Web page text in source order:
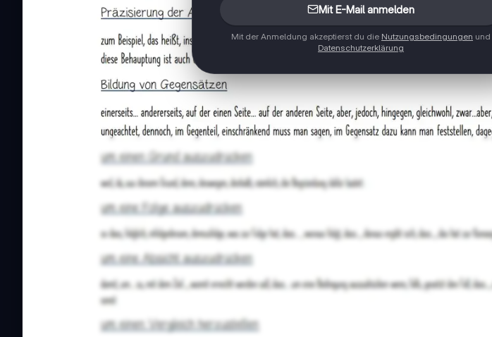
Mit E-Mail anmelden
Mit der Anmeldung akzeptierst du die Nutzungsbedingungen und
Datenschutzerklärung